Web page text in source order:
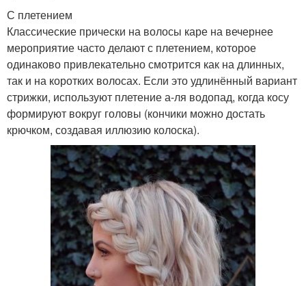
С плетением
Классические прически на волосы каре на вечернее
мероприятие часто делают с плетением, которое
одинаково привлекательно смотрится как на длинных,
так и на коротких волосах. Если это удлинённый вариант
стрижки, используют плетение а-ля водопад, когда косу
формируют вокруг головы (кончики можно достать
крючком, создавая иллюзию колоска).